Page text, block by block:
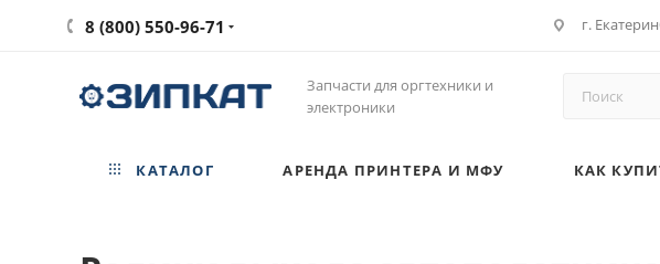
8 (800) 550-96-71 г.
Запчасти для оргтехники и
электроники
КАТАЛОГ АРЕНДА ПРИНТЕРА И МФУ КАК